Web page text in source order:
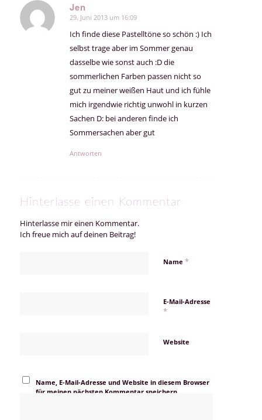
Jen
sagte:
29. Juni 2013 um 16:09
Ich finde diese Pastelltöne so schön :) Ich
selbst trage aber im Sommer genau
dasselbe wie sonst auch :D die
sommerlichen Farben passen nicht so
gut zu meiner weißen Haut und ich fühle
mich irgendwie richtig unwohl in kurzen
Sachen D: bei anderen finde ich
Sommersachen aber gut
Antworten
Hinterlasse einen Kommentar
Hinterlasse mir einen Kommentar.
Ich freue mich auf deinen Beitrag!
Name *
E-Mail-Adresse
*
Website
Name, E-Mail-Adresse und Website in diesem Browser
für meinen nächsten Kommentar speichern.